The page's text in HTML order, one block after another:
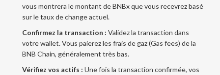
vous montrera le montant de BNBx que vous recevrez basé
sur le taux de change actuel.
Confirmez la transaction : Validez la transaction dans
votre wallet. Vous paierez les frais de gaz (Gas fees) de la
BNB Chain, généralement très bas.
Vérifiez vos actifs : Une fois la transaction confirmée, vos